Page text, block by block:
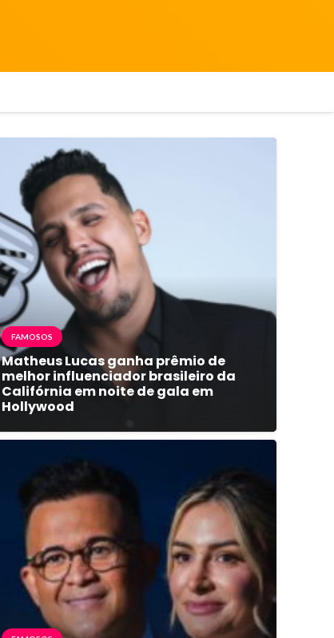
FAMOSOS
Matheus Lucas ganha prêmio de
melhor influenciador brasileiro da
Califórnia em noite de gala em
Hollywood